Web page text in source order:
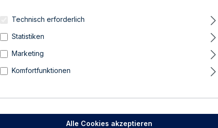
Technisch erforderlich
Statistiken
Marketing
Komfortfunktionen
Alle Cookies akzeptieren